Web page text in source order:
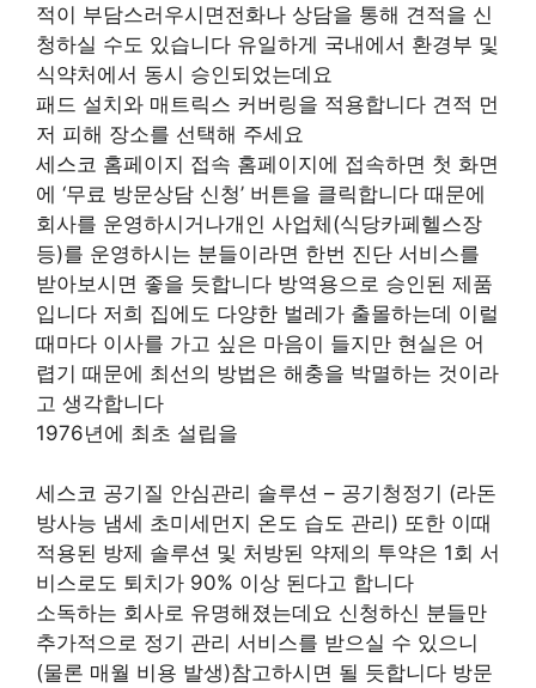
적이 부담스러우시면전화나 상담을 통해 견적을 신
청하실 수도 있습니다 유일하게 국내에서 환경부 및
식약처에서 동시 승인되었는데요
패드 설치와 매트릭스 커버링을 적용합니다 견적 먼
저 피해 장소를 선택해 주세요
세스코 홈페이지 접속 홈페이지에 접속하면 첫 화면
에 ‘무료 방문상담 신청’ 버튼을 클릭합니다 때문에
회사를 운영하시거나개인 사업체(식당카페헬스장
등)를 운영하시는 분들이라면 한번 진단 서비스를
받아보시면 좋을 듯합니다 방역용으로 승인된 제품
입니다 저희 집에도 다양한 벌레가 출몰하는데 이럴
때마다 이사를 가고 싶은 마음이 들지만 현실은 어
렵기 때문에 최선의 방법은 해충을 박멸하는 것이라
고 생각합니다
1976년에 최초 설립을
세스코 공기질 안심관리 솔루션 – 공기청정기 (라돈
방사능 냄세 초미세먼지 온도 습도 관리) 또한 이때
적용된 방제 솔루션 및 처방된 약제의 투약은 1회 서
비스로도 퇴치가 90% 이상 된다고 합니다
소독하는 회사로 유명해졌는데요 신청하신 분들만
추가적으로 정기 관리 서비스를 받으실 수 있으니
(물론 매월 비용 발생)참고하시면 될 듯합니다 방문